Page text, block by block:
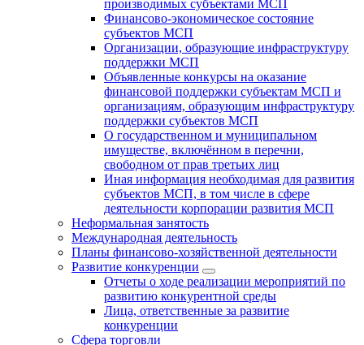
производимых субъектами МСП
Финансово-экономическое состояние
субъектов МСП
Организации, образующие инфраструктуру
поддержки МСП
Объявленные конкурсы на оказание
финансовой поддержки субъектам МСП и
организациям, образующим инфраструктуру
поддержки субъектов МСП
О государственном и муниципальном
имуществе, включённом в перечни,
свободном от прав третьих лиц
Иная информация необходимая для развития
субъектов МСП, в том числе в сфере
деятельности корпорации развития МСП
Неформальная занятость
Международная деятельность
Планы финансово-хозяйственной деятельности
Развитие конкуренции
Отчеты о ходе реализации мероприятий по
развитию конкурентной среды
Лица, ответственные за развитие
конкуренции
Сфера торговли